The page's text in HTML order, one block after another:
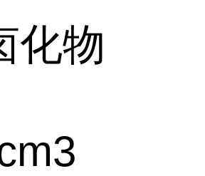
化物